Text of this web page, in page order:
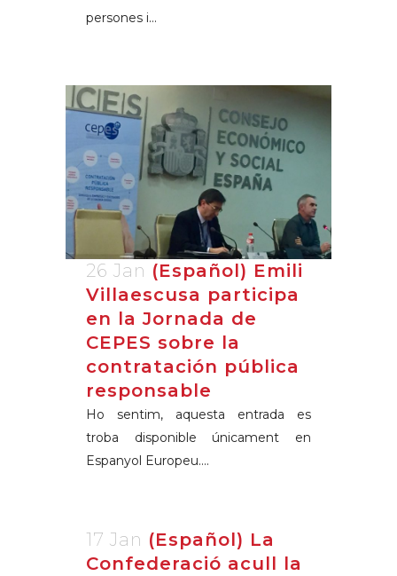
persones i...
26 Jan (Español) Emili
Villaescusa participa
en la Jornada de
CEPES sobre la
contratación pública
responsable
Ho sentim, aquesta entrada es
troba disponible únicament en
Espanyol Europeu....
17 Jan (Español) La
Confederació acull la